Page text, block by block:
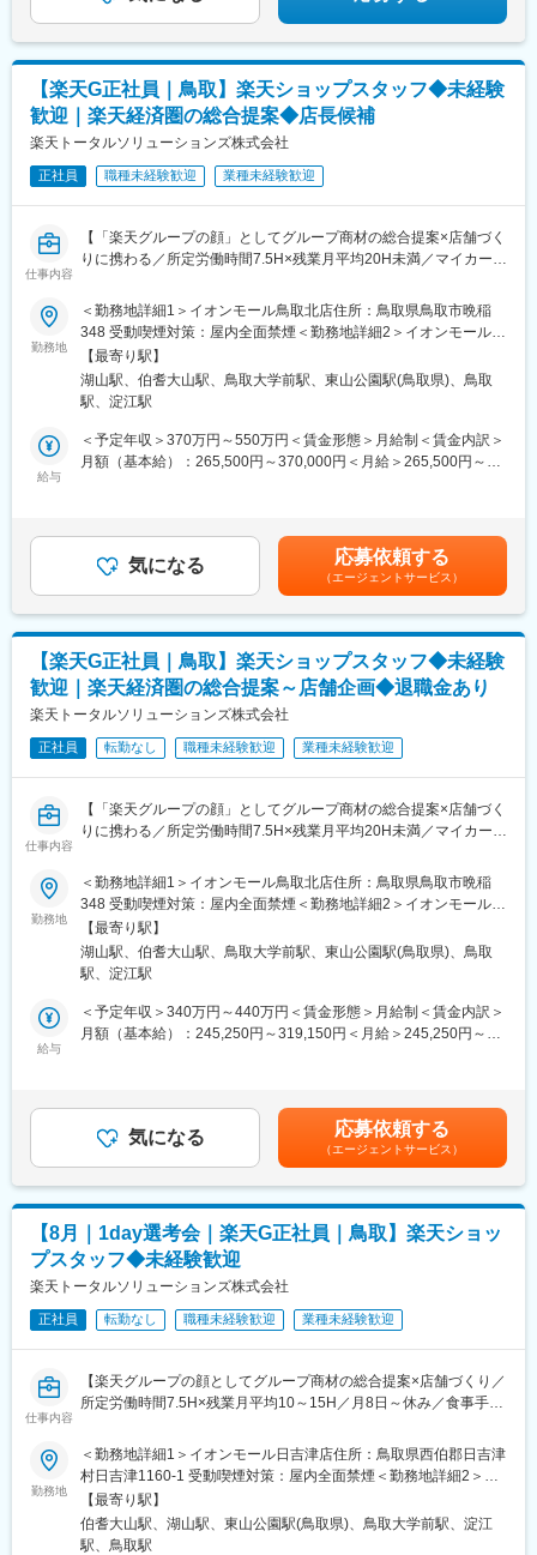
【楽天G正社員｜鳥取】楽天ショップスタッフ◆未経験
歓迎｜楽天経済圏の総合提案◆店長候補
楽天トータルソリューションズ株式会社
正社員 職種未経験歓迎 業種未経験歓迎
仕事内容
【「楽天グループの顔」としてグループ商材の総合提案×店舗づく
りに携わる／所定労働時間7.5H×残業月平均20H未満／マイカー通
楽天モバイルショップに来店されるお客様へ、楽天経済圏の幅広
いサービスを総合的にご提案します。
単なる携帯販売ではなく、楽天グループ唯一の対面チャネルとし
て、お客様の生活をより豊かにするトータルサポートを行うポジ
ションです。
■具体的には：
◇お客様対応
・新規契約・機種変更の受付および提案
・スマホの初期設定・データ移行サポート
・問い合わせ対応
・KPI管理・数値振り返り
・店舗会議・研修への参加
・キャンペーン企画など、集客に向けた取り組み
■教育体制：
入社後1ヶ月は店舗での実践研修を実施。サービス知識・業務の流
スキルの習得も可能。未経験でも安心してスタートできる環境で
す。
■このポジションの魅力：
◇未経験でも成長しやすいシンプルなオペレーション
料金体系が他キャリアよりシンプル覚えやすく、提案力を磨きや
すい環境です。そのため、未経験からでも短期間で成長しやす
く、早期に独り立ちが可能です。
後発キャリアだからこそ柔軟で風通しがよく、改善提案や企画が
店舗運営に活かされやすい文化があります。
スタッフから店長を経てRSV（スーパーバイザー）へステップア
ップが可能です。RSV経験後はマネジメントや本部への異動の道
もあり、長期的にキャリア形成ができます。まずは入社後1年で店
長昇格を目指していただきます。
■組織構成：
1店舗あたり店長1名、スタッフ5～15名で運営。チームワークを
重視し、相談しやすく協力し合える職場環境です。
■当社について：
レーション管理、システム・インフラ整備までを一括して提供し
ています。
変更の範囲：会社の定める業務
勤務地
＜勤務地詳細1＞イオンモール鳥取北店住所：鳥取県鳥取市晩稲
348 受動喫煙対策：屋内全面禁煙＜勤務地詳細2＞イオンモール日
吉津店住所：鳥取県西伯郡日吉津村日吉津1160-1 受動喫煙対策：
屋内全面禁煙変更の範囲：会社の定める事業所
【最寄り駅】
湖山駅、伯耆大山駅、鳥取大学前駅、東山公園駅(鳥取県)、鳥取
駅、淀江駅
給与
＜予定年収＞370万円～550万円＜賃金形態＞月給制＜賃金内訳＞
月額（基本給）：265,500円～370,000円＜月給＞265,500円～
気になる 応募依頼する
（エージェントサービス）
【楽天G正社員｜鳥取】楽天ショップスタッフ◆未経験
歓迎｜楽天経済圏の総合提案～店舗企画◆退職金あり
楽天トータルソリューションズ株式会社
正社員 転勤なし 職種未経験歓迎 業種未経験歓迎
仕事内容
【「楽天グループの顔」としてグループ商材の総合提案×店舗づく
りに携わる／所定労働時間7.5H×残業月平均20H未満／マイカー通
楽天モバイルショップに来店されるお客様へ、楽天経済圏の幅広
いサービスを総合的にご提案します。
単なる携帯販売ではなく、楽天グループ唯一の対面チャネルとし
て、お客様の生活をより豊かにするトータルサポートを行うポジ
ションです。
■具体的には：
◇お客様対応
・新規契約・機種変更の受付および提案
・スマホの初期設定・データ移行サポート
・問い合わせ対応
・KPI管理・数値振り返り
・店舗会議・研修への参加
・キャンペーン企画など、集客に向けた取り組み
■教育体制：
入社後1ヶ月は店舗での実践研修を実施。サービス知識・業務の流
スキルの習得も可能。未経験でも安心してスタートできる環境で
す。
■このポジションの魅力：
◇未経験でも成長しやすいシンプルなオペレーション
料金体系が他キャリアよりシンプル覚えやすく、提案力を磨きや
すい環境です。そのため、未経験からでも短期間で成長しやす
く、早期に独り立ちが可能です。
勤務地
＜勤務地詳細1＞イオンモール鳥取北店住所：鳥取県鳥取市晩稲
348 受動喫煙対策：屋内全面禁煙＜勤務地詳細2＞イオンモール日
吉津店住所：鳥取県西伯郡日吉津村日吉津1160-1 受動喫煙対策：
屋内全面禁煙変更の範囲：会社の定める事業所
【最寄り駅】
湖山駅、伯耆大山駅、鳥取大学前駅、東山公園駅(鳥取県)、鳥取
駅、淀江駅
給与
＜予定年収＞340万円～440万円＜賃金形態＞月給制＜賃金内訳＞
月額（基本給）：245,250円～319,150円＜月給＞245,250円～
はあくまでも目安の金額であり、選考を通じて上下する可能性が
あります。月給(月額)は固定手当を含めた表記です。
気になる 応募依頼する
（エージェントサービス）
【8月｜1day選考会｜楽天G正社員｜鳥取】楽天ショッ
プスタッフ◆未経験歓迎
楽天トータルソリューションズ株式会社
正社員 転勤なし 職種未経験歓迎 業種未経験歓迎
仕事内容
【楽天グループの顔としてグループ商材の総合提案×店舗づくり／
所定労働時間7.5H×残業月平均10～15H／月8日～休み／食事手当
楽天モバイルショップに来店されるお客様へ、スマートフォン・
料金プラン・楽天カード・楽天市場・楽天ポイントなど、楽天経
済圏の幅広いサービスを総合的にご提案します。単なる携帯販売
ではなく、楽天グループ唯一の対面チャネルとして、お客様の生
活をより豊かにするトータルサポートを行うポジションです。
勤務地
＜勤務地詳細1＞イオンモール日吉津店住所：鳥取県西伯郡日吉津
村日吉津1160-1 受動喫煙対策：屋内全面禁煙＜勤務地詳細2＞イ
オンモール鳥取北店住所：鳥取県鳥取市晩稲348 受動喫煙対策：
屋内全面禁煙変更の範囲：会社の定める事業所
【最寄り駅】
伯耆大山駅、湖山駅、東山公園駅(鳥取県)、鳥取大学前駅、淀江
駅、鳥取駅